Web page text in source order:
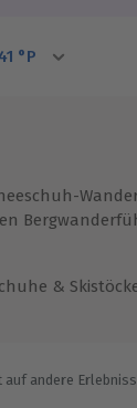
°P
&
andere